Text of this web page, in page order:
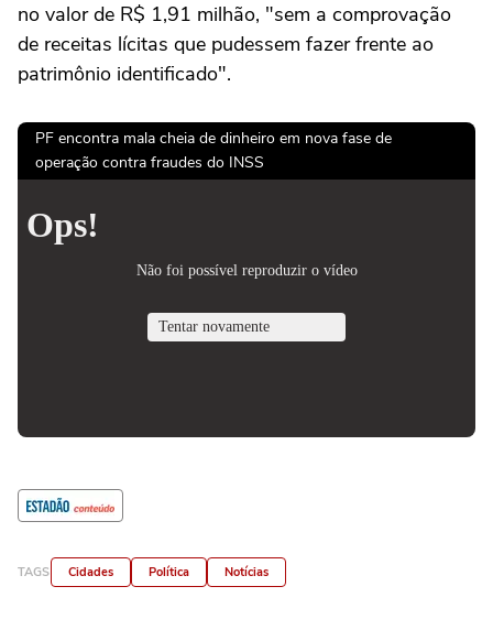
no valor de R$ 1,91 milhão, "sem a comprovação
de receitas lícitas que pudessem fazer frente ao
patrimônio identificado".
PF encontra mala cheia de dinheiro em nova fase de
operação contra fraudes do INSS
TAGS Cidades Política Notícias